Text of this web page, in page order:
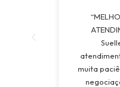
muita